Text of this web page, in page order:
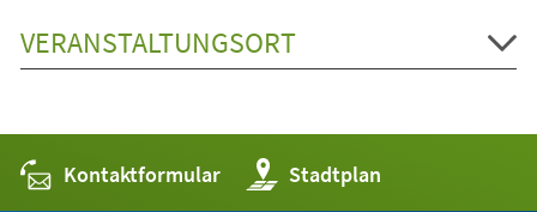
VERANSTALTUNGSORT
Kontaktformular Stadtplan
(Öffnet
in